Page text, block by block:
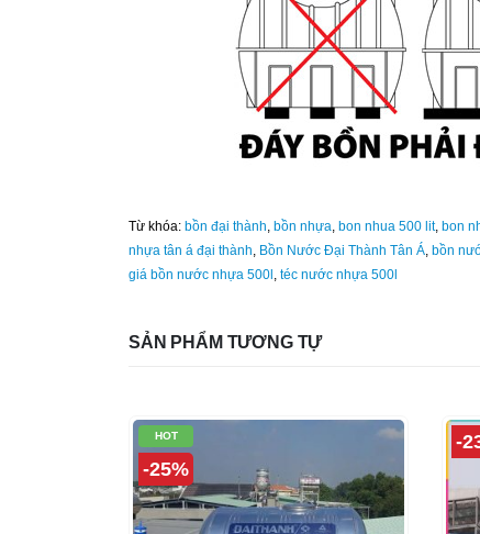
Từ khóa: bồn đại thành, bồn nhựa, bon nhua 500 lit, bon
nhựa tân á đại thành, Bồn Nước Đại Thành Tân Á, bồn
giá bồn nước nhựa 500l , téc nước nhựa 500l
SẢN PHẨM TƯƠNG TỰ
HOT
-25%
-